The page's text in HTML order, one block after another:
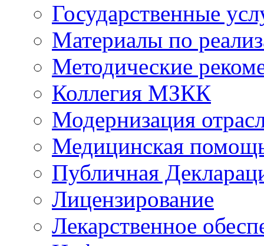
Государственные
Материалы по
Методические
Коллегия МЗКК
Модернизация
Медицинская
Публичная
Лицензирование
Лекарственное